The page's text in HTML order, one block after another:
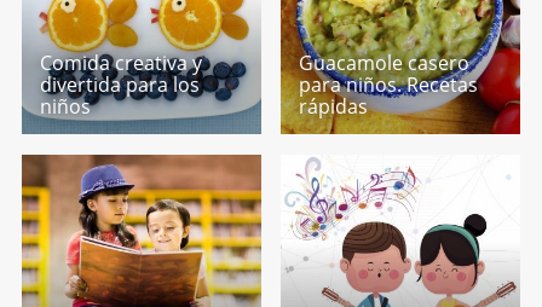
Comida creativa y
divertida para los
niños
Guacamole casero
para niños. Recetas
rápidas